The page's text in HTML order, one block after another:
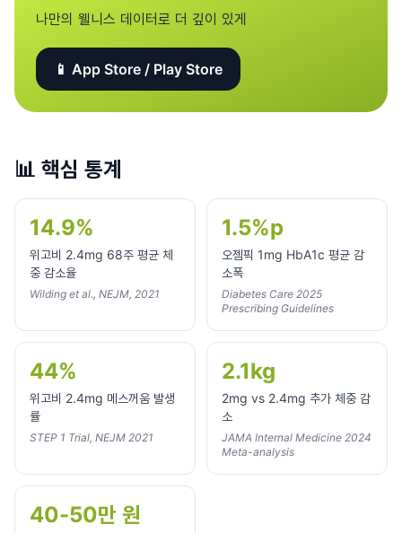
나만의 웰니스 데이터로 더 깊이 있게
📱 App Store / Play Store
📊 핵심 통계
14.9%
위고비 2.4mg 68주 평균 체
중 감소율
Wilding et al., NEJM, 2021
1.5%p
오젬픽 1mg HbA1c 평균 감
소폭
Diabetes Care 2025
Prescribing Guidelines
44%
위고비 2.4mg 메스꺼움 발생
률
STEP 1 Trial, NEJM 2021
2.1kg
2mg vs 2.4mg 추가 체중 감
소
JAMA Internal Medicine 2024
Meta-analysis
40-50만 원